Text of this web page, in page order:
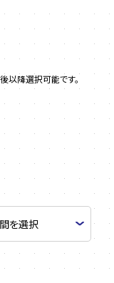
以降選択可能です。